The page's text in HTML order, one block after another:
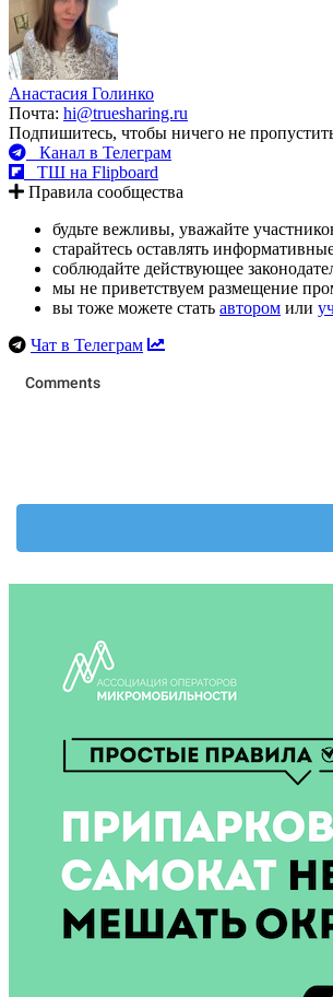
Анастасия Голинко
Почта: hi@truesharing.ru
Подпишитесь, чтобы ничего не
Канал в Телеграм
ТШ на Flipboard
Правила сообщества
будьте вежливы, уважайте
старайтесь оставлять
соблюдайте действующее
мы не приветствуем размещение
вы тоже можете стать автором или
Чат в Телеграм